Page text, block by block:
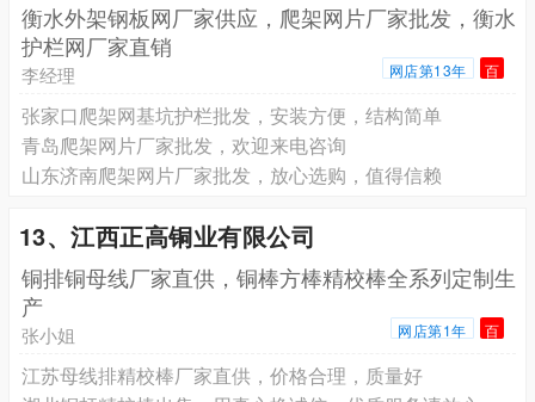
衡水外架钢板网厂家供应，爬架网片厂家批发，衡水
护栏网厂家直销
李经理 网店第13年 百
张家口爬架网基坑护栏批发，安装方便，结构简单
青岛爬架网片厂家批发，欢迎来电咨询
山东济南爬架网片厂家批发，放心选购，值得信赖
13、江西正高铜业有限公司
铜排铜母线厂家直供，铜棒方棒精校棒全系列定制生
产
张小姐 网店第1年 百
江苏母线排精校棒厂家直供，价格合理，质量好